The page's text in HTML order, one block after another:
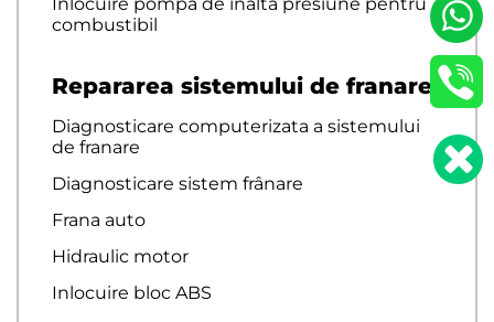
Inlocuire pompa de inalta presiune pentru
combustibil
Repararea sistemului de franare
Diagnosticare computerizata a sistemului
de franare
Diagnosticare sistem frânare
Frana auto
Hidraulic motor
Inlocuire bloc ABS